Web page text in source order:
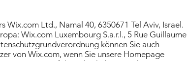
Ltd., Namal 40, 6350671 Tel Aviv, Israel.
Wix.com Luxembourg S.a.r.l., 5 Rue Guillaume
können Sie auch
von Wix.com, wenn Sie unsere Homepage